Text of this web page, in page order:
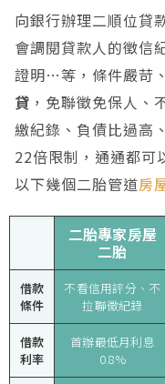
向銀行辦理二順位貸
會調閱貸款人的徵信
證明…等，條件嚴苛
貸 ，免聯徵免保人、
繳紀錄、負債比過高
22倍限制，通通都可
以下幾個二胎管道房
二胎專家房屋
二胎
借款
條件
不看信用評分、不
拉聯徵紀錄
借款
利率
首辦最低月利息
0.8%